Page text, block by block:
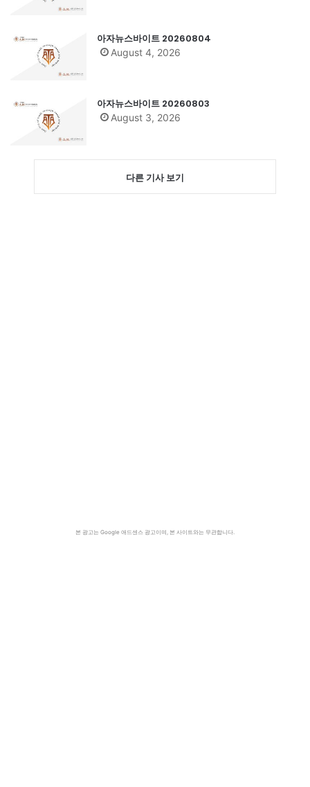
아자뉴스바이트 20260804
August 4, 2026
아자뉴스바이트 20260803
August 3, 2026
다른 기사 보기
본 광고는 Google 애드센스 광고이며, 본 사이트와는 무관합니다.